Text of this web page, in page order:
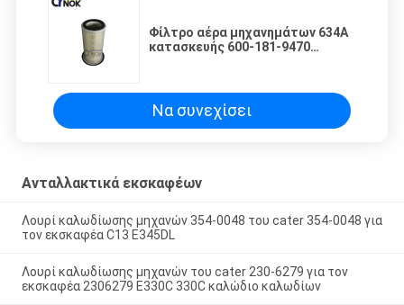
Φίλτρο αέρα μηχανημάτων 634A
κατασκευής 600-181-9470
εκσκαφέας pc120-5 PC128
Να συνεχίσει
Ανταλλακτικά εκσκαφέων
Λουρί καλωδίωσης μηχανών 354-0048 του cater 354-0048 για
τον εκσκαφέα C13 E345DL
Λουρί καλωδίωσης μηχανών του cater 230-6279 για τον
εκσκαφέα 2306279 E330C 330C καλώδιο καλωδίων